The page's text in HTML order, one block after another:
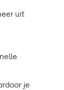
uit
je